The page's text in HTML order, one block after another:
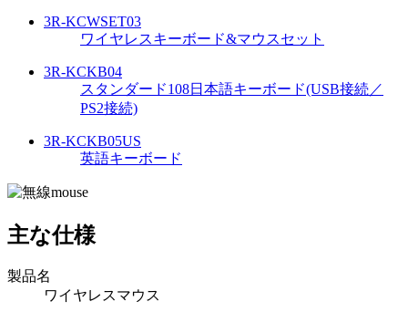
3R-KCWSET03
ワイヤレスキーボード&マウスセット
3R-KCKB04
スタンダード108日本語キーボード(USB接続／
PS2接続)
3R-KCKB05US
英語キーボード
主な仕様
製品名
ワイヤレスマウス